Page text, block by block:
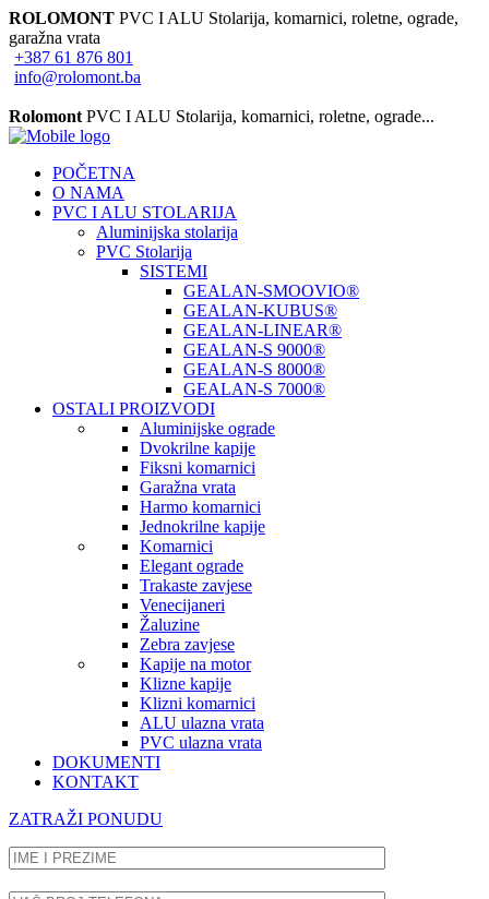
ROLOMONT PVC I ALU Stolarija, komarnici, roletne, ograde,
garažna vrata
+387 61 876 801
info@rolomont.ba
Rolomont PVC I ALU Stolarija, komarnici, roletne, ograde...
POČETNA
O NAMA
PVC I ALU STOLARIJA
Aluminijska stolarija
PVC Stolarija
SISTEMI
GEALAN-SMOOVIO®
GEALAN-KUBUS®
GEALAN-LINEAR®
GEALAN-S 9000®
GEALAN-S 8000®
GEALAN-S 7000®
OSTALI PROIZVODI
Aluminijske ograde
Dvokrilne kapije
Fiksni komarnici
Garažna vrata
Harmo komarnici
Jednokrilne kapije
Komarnici
Elegant ograde
Trakaste zavjese
Venecijaneri
Žaluzine
Zebra zavjese
Kapije na motor
Klizne kapije
Klizni komarnici
ALU ulazna vrata
PVC ulazna vrata
DOKUMENTI
KONTAKT
ZATRAŽI PONUDU